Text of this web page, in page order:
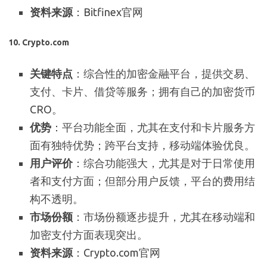
资料来源 ：Bitfinex官网
10. Crypto.com
关键特点 ：综合性的加密金融平台，提供交易、
支付、卡片、借贷等服务；拥有自己的加密货币
CRO。
优势 ：平台功能全面，尤其在支付和卡片服务方
面有独特优势；跨平台支持，移动端体验优良。
用户评价：综合功能强大，尤其是对于日常使用
者和支付方面；但部分用户反馈，平台的费用结
构不透明。
市场份额 ：市场份额逐步提升，尤其在移动端和
加密支付方面表现突出。
资料来源 ：Crypto.com官网